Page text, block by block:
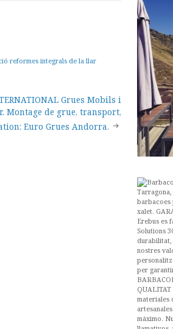
reformes integrals de la llar
Grues Mobils i
Montage de grue, transport,
Euro Grues Andorra.